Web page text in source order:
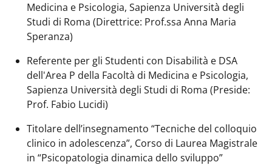
Medicina e Psicologia, Sapienza Università degli
Studi di Roma (Direttrice: Prof.ssa Anna Maria
Speranza)
Referente per gli Studenti con Disabilità e DSA
dell'Area P della Facoltà di Medicina e Psicologia,
Sapienza Università degli Studi di Roma (Preside:
Prof. Fabio Lucidi)
Titolare dell’insegnamento “Tecniche del colloquio
clinico in adolescenza”, Corso di Laurea Magistrale
in “Psicopatologia dinamica dello sviluppo”